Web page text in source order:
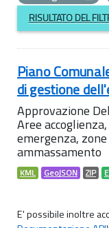
RISULTATO DEL
Piano
di gestione
Approvazione
Aree
emergenza,
ammassamento
KML GeoJSON ZIP
E' possibile inoltre